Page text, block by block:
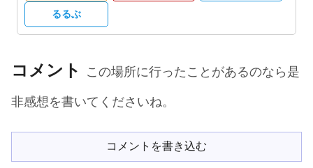
るるぶ
コメント この場所に行ったことがあるのなら是
非感想を書いてくださいね。
コメントを書き込む